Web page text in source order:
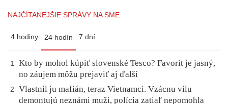
NAJČÍTANEJŠIE SPRÁVY NA SME
4 hodiny 24 hodín 7 dní
1
Kto by mohol kúpiť slovenské Tesco? Favorit je jasný,
no záujem môžu prejaviť aj ďalší
2
Vlastnil ju mafián, teraz Vietnamci. Vzácnu vilu
demontujú neznámi muži, polícia zatiaľ nepomohla